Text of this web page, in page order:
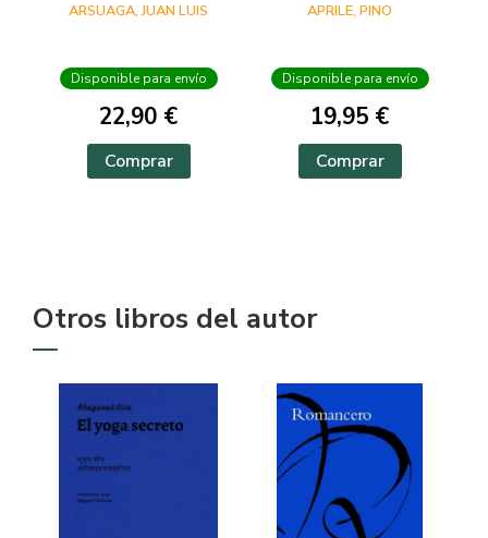
ARSUAGA, JUAN LUIS
Disponible para envío
22,90 €
Comprar
APRILE, PINO
Disponible para envío
19,95 €
Comprar
Otros libros del autor